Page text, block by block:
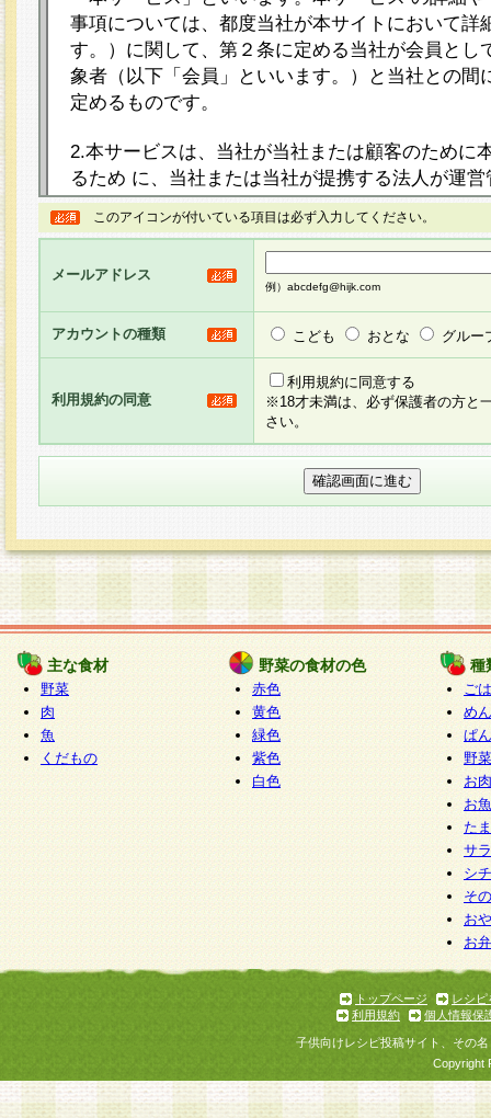
事項については、都度当社が本サイトにおいて詳
す。）に関して、第２条に定める当社が会員とし
象者（以下「会員」といいます。）と当社との間
定めるものです。
2.本サービスは、当社が当社または顧客のために
るため に、当社または当社が提携する法人が運
ト（以下「本サイト」といいます。）上に本サー
ージを設け、会員がアンケー ト調査に回答する
し、その結果を当社が集計・分析その他の利用を
るものです。なお、本サービスは、それぞれの目
員に対して本サービスの依頼を行うこともあり、
た全ての会員に対して本サービスの依頼をすると
りま す。
3.当社は、会員の事前の承諾を得ることなく、当
方 法・手段にて、本規約を任意に制定、変更ま
きるものとします。改定後の本規約等は、本規約
に掲示したときに、その 他の諸規定については
てその効力を生じるものとします。
4.本規約は、会員登録希望者による会員登録手続
の当社による会員登録の承認が完了した時点で会
たものとみなされ、会員に対して適用されるもの
5.当社がお聞きする個人情報は、すべて会員登録
で提 供いただいたものと考えております。従っ
自らの個人情報の提供を希望されない場合には、
をお預かりいたしません が、提供されないこと
商品やサービス等をご利用いただけない場合があ
了承ください。
6.当社は、お客様から当社が保有している個人情
加・ 利用停止等を求められた場合には、ご本人
て確認できた場合に限り、法令に準拠して合理的
いただきます。なお、開示 請求等の請求先は個
ります。
1.会員とは、本規約等を承諾のうえ、当社所定の
了し、当社が承認した者、グループとします。な
が以下に該当する場合は会員登録をすることがで
このアイコンが付いている項目は必ず入力してください。
メールアドレス
例）abcdefg@hijk.com
アカウントの種類 こども おとな グルー
利用規約の同意
利用規約に同意する
※18才未満は、必ず保護者の方と
さい。
主な食材
野菜
肉
魚
くだもの
野菜の食材の色
赤色
黄色
緑色
紫色
白色
種
ご
めん
ぱん
野
お
お
た
サ
シ
そ
お
お
トップページ
レシピ
利用規約
個人情報保
子供向けレシピ投稿サイト、その
Copyright